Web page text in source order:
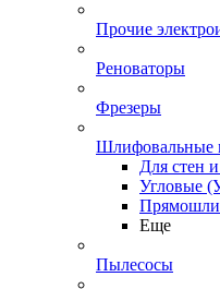
Прочие
Реноваторы
Фрезеры
Для стен
Угловые
Еще
Пылесосы